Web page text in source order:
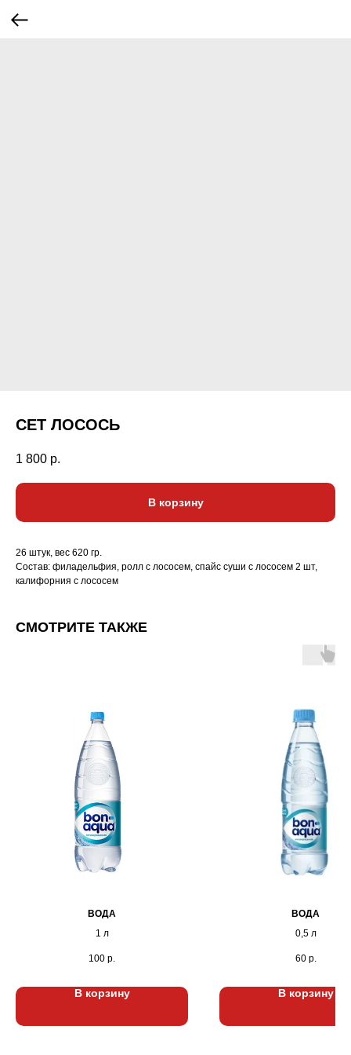
СЕТ ЛОСОСЬ
1 800 р.
В корзину
26 штук, вес 620 гр.
Состав: филадельфия, ролл с лососем, спайс суши с лососем 2 шт,
калифорния с лососем
СМОТРИТЕ ТАКЖЕ
ВОДА
1 л
100 р.
В корзину
ВОДА
0,5 л
60 р.
В корзину